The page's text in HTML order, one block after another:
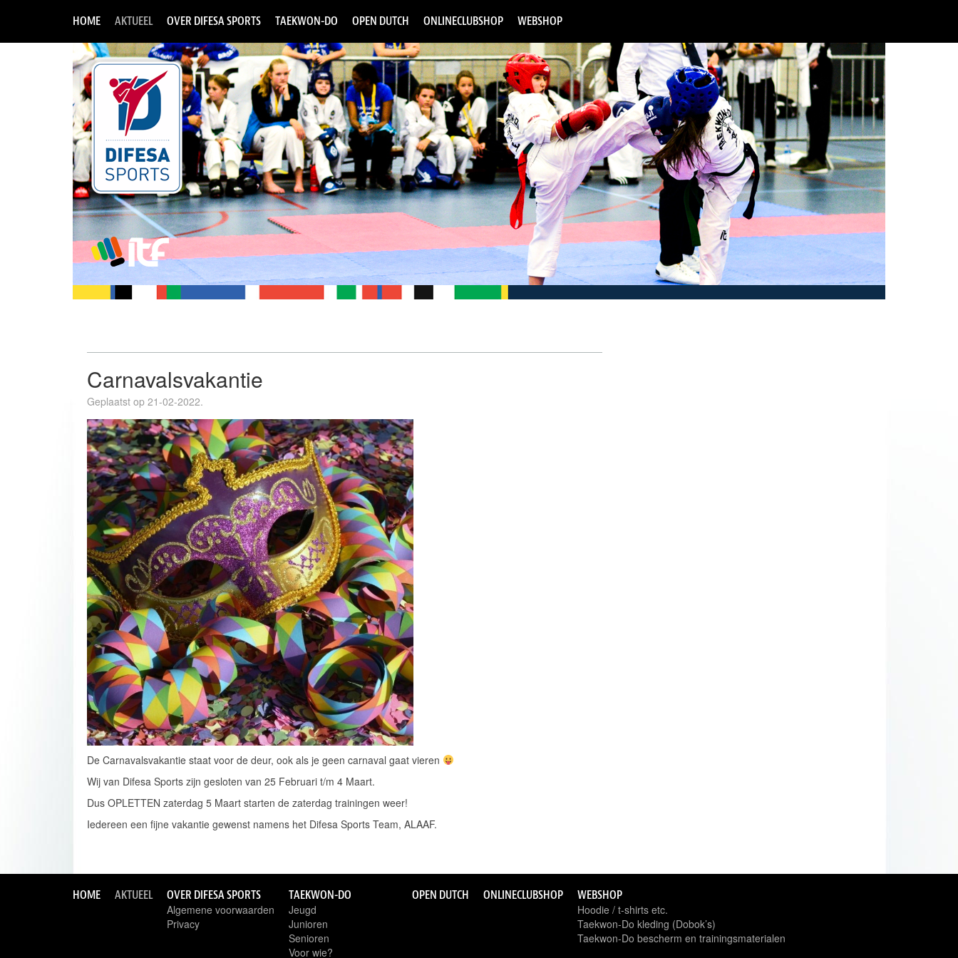
HOME AKTUEEL OVER DIFESA SPORTS TAEKWON-DO OPEN DUTCH ONLINECLUBSHOP WEBSHOP
Carnavalsvakantie
Geplaatst op 21-02-2022.
De Carnavalsvakantie staat voor de deur, ook als je geen carnaval gaat vieren
Wij van Difesa Sports zijn gesloten van 25 Februari t/m 4 Maart.
Dus OPLETTEN zaterdag 5 Maart starten de zaterdag trainingen weer!
Iedereen een fijne vakantie gewenst namens het Difesa Sports Team, ALAAF.
HOME AKTUEEL OVER DIFESA SPORTS
Algemene voorwaarden
Privacy
TAEKWON-DO
Jeugd
Junioren
Senioren
Voor wie?
OPEN DUTCH ONLINECLUBSHOP WEBSHOP
Hoodie / t-shirts etc.
Taekwon-Do kleding (Dobok’s)
Taekwon-Do bescherm en trainingsmaterialen